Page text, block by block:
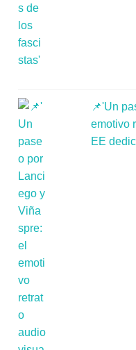
📌'Un
emotivo
EE